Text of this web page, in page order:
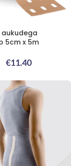
5cm x 5m
€11.40